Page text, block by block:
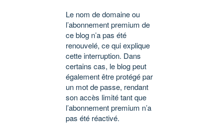
Le nom de domaine ou
l’abonnement premium de
ce blog n’a pas été
renouvelé, ce qui explique
cette interruption. Dans
certains cas, le blog peut
également être protégé par
un mot de passe, rendant
son accès limité tant que
l’abonnement premium n’a
pas été réactivé.